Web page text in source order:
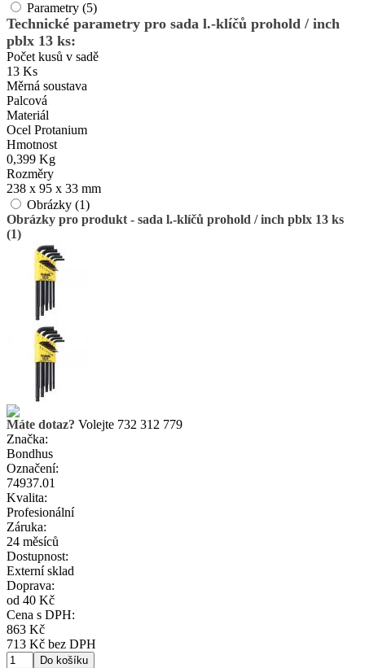
Parametry (5)
Technické parametry pro sada l.-klíčů prohold / inch
pblx 13 ks:
Počet kusů v sadě
13 Ks
Měrná soustava
Palcová
Materiál
Ocel Protanium
Hmotnost
0,399 Kg
Rozměry
238 x 95 x 33 mm
Obrázky (1)
Obrázky pro produkt - sada l.-klíčů prohold / inch pblx 13 ks
(1)
Máte dotaz? Volejte 732 312 779
Značka:
Bondhus
Označení:
74937.01
Kvalita:
Profesionální
Záruka:
24 měsíců
Dostupnost:
Externí sklad
Doprava:
od 40 Kč
Cena s DPH:
863 Kč
713 Kč bez DPH